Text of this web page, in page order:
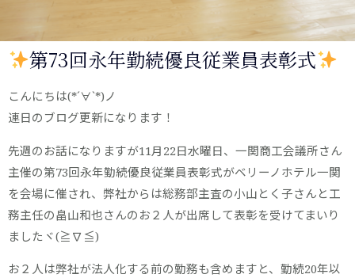
第73回永年勤続優良従業員表彰式
こんにちは(*´∀`*)ノ
連日のブログ更新になります！
先週のお話になりますが11月22日水曜日、一関商工会議所さん
主催の第73回永年勤続優良従業員表彰式がベリーノホテル一関
を会場に催され、弊社からは総務部主査の小山とく子さんと工
務主任の畠山和也さんのお２人が出席して表彰を受けてまいり
ましたヾ(≧∇≦)
お２人は弊社が法人化する前の勤務も含めますと、勤続20年以